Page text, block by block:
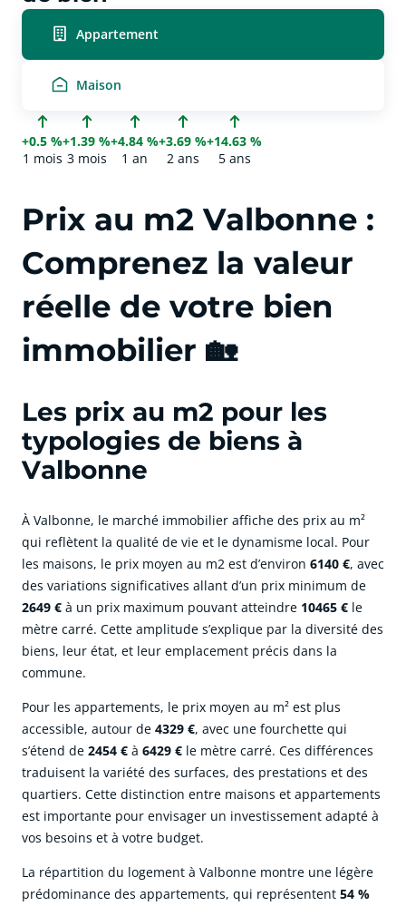
Appartement
Maison
+0.5 %
1 mois
+1.39 %
3 mois
+4.84 %
1 an
+3.69 %
2 ans
+14.63 %
5 ans
Prix au m2 Valbonne :
Comprenez la valeur
réelle de votre bien
immobilier 🏡
Les prix au m2 pour les
typologies de biens à
Valbonne
À Valbonne, le marché immobilier affiche des prix au m²
qui reflètent la qualité de vie et le dynamisme local. Pour
les maisons, le prix moyen au m2 est d’environ 6140 €, avec
des variations significatives allant d’un prix minimum de
2649 € à un prix maximum pouvant atteindre 10465 € le
mètre carré. Cette amplitude s’explique par la diversité des
biens, leur état, et leur emplacement précis dans la
commune.
Pour les appartements, le prix moyen au m² est plus
accessible, autour de 4329 €, avec une fourchette qui
s’étend de 2454 € à 6429 € le mètre carré. Ces différences
traduisent la variété des surfaces, des prestations et des
quartiers. Cette distinction entre maisons et appartements
est importante pour envisager un investissement adapté à
vos besoins et à votre budget.
La répartition du logement à Valbonne montre une légère
prédominance des appartements, qui représentent 54 %